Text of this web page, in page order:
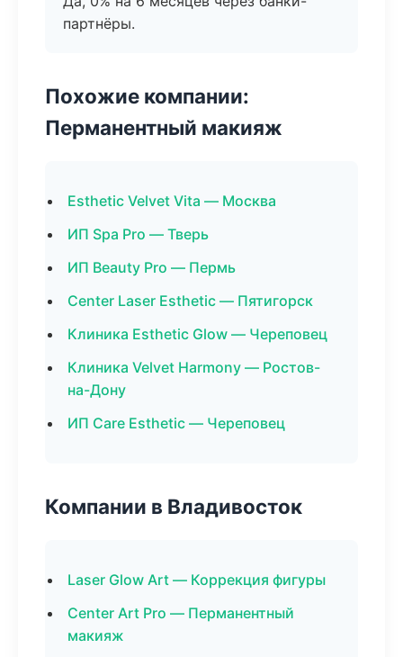
партнёры.
Похожие компании:
Перманентный макияж
Esthetic Velvet Vita — Москва
ИП Spa Pro — Тверь
ИП Beauty Pro — Пермь
Center Laser Esthetic — Пятигорск
Клиника Esthetic Glow — Череповец
Клиника Velvet Harmony — Ростов-
на-Дону
ИП Care Esthetic — Череповец
Компании в Владивосток
Laser Glow Art — Коррекция фигуры
Center Art Pro — Перманентный
макияж